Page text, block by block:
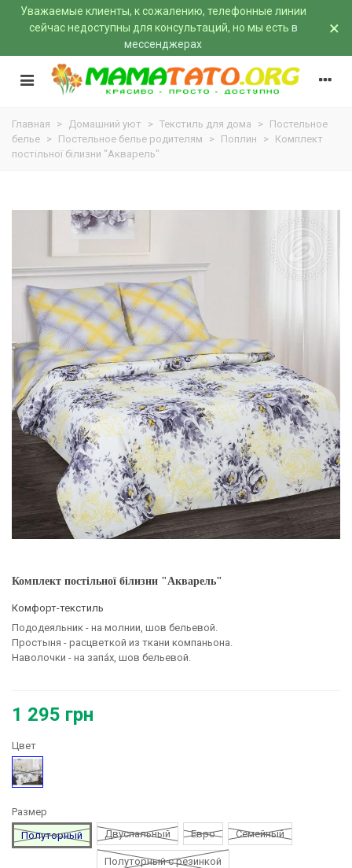
Уважаемые клиенты, к сожалению, телефонные линии
сейчас недоступны для консультаций, но мы есть в
мессенджерах
×
Главная > Домашний уют > Текстиль для дома > Постельное
белье > Постельное белье родителям > Поплин > Комплект
постільної білизни "Акварель"
Комплект постільної білизни "Акварель"
Комфорт-текстиль
Пододеяльник - на молнии, шов бельевой.
Простыня - расцветкой из ткани компаньона.
Наволочки - на запа́х, шов бельевой.
1 295 грн
Цвет
Рисунок
Размер
Полуторный
Двуспальный Евро Семейный
Полуторный с резинкой